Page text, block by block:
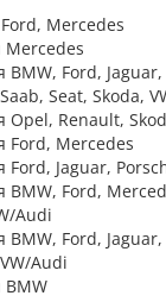
Mercedes
BMW, Ford,
Seat, Skoda,
Opel, Renault,
Ford, Mercedes
Ford, Jaguar,
BMW, Ford,
Audi
BMW, Ford,
Audi